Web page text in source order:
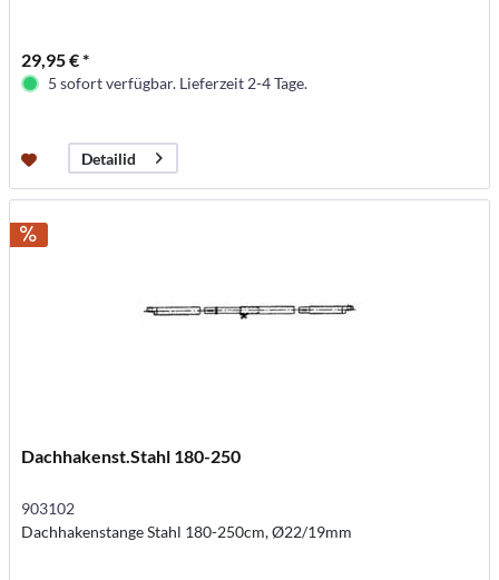
29,95 € *
5 sofort verfügbar. Lieferzeit 2-4 Tage.
Detailid
Dachhakenst.Stahl 180-250
903102
Dachhakenstange Stahl 180-250cm, Ø22/19mm